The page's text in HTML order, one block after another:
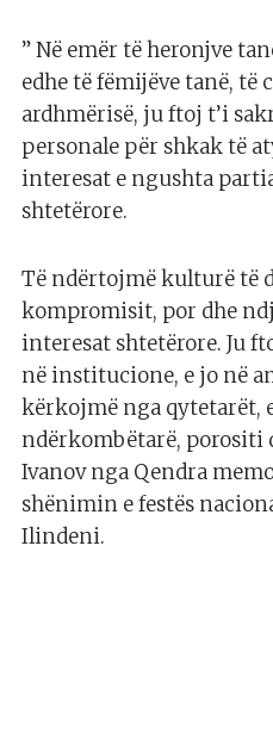
” Në emër të heronjve
edhe të fëmijëve tanë, të
ardhmërisë, ju ftoj t’i
personale për shkak të
interesat e ngushta
shtetërore.
Të ndërtojmë kulturë të
kompromisit, por dhe
interesat shtetërore. Ju
në institucione, e jo në
kërkojmë nga qytetarët,
ndërkombëtarë, porositi
Ivanov nga Qendra
shënimin e festës
Ilindeni.